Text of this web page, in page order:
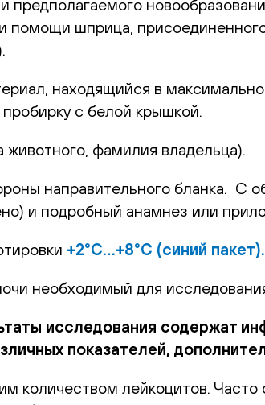
предполагаемого
помощи шприца,
находящийся в
с белой крышкой.
животного, фамилия владельца).
направительного бланка. С
и подробный анамнез или
+2°С…+8°С (синий пакет).
необходимый для
исследования содержат
показателей,
количеством лейкоцитов.